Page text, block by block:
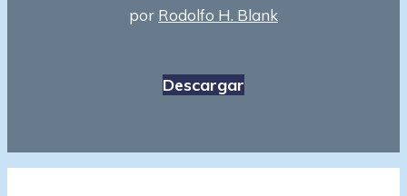
por Rodolfo H. Blank
Descargar